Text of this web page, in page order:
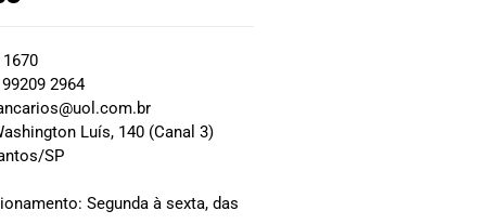
2964
Luís, 140 (Canal 3)
SP
Segunda à sexta, das